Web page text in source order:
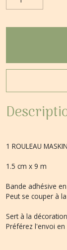
1 ROULEAU
1.5 cm x 9 m
Bande adhésive
Peut se couper à
Sert à la
Préférez l'envoi